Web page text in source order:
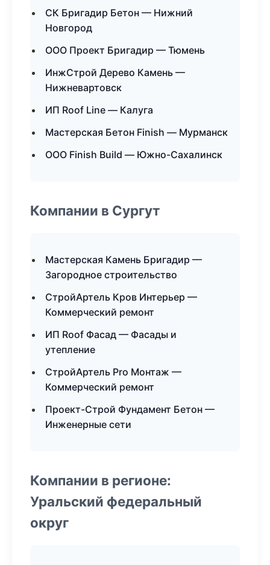
СК Бригадир Бетон — Нижний
Новгород
ООО Проект Бригадир — Тюмень
ИнжСтрой Дерево Камень —
Нижневартовск
ИП Roof Line — Калуга
Мастерская Бетон Finish — Мурманск
ООО Finish Build — Южно-Сахалинск
Компании в Сургут
Мастерская Камень Бригадир —
Загородное строительство
СтройАртель Кров Интерьер —
Коммерческий ремонт
ИП Roof Фасад — Фасады и
утепление
СтройАртель Pro Монтаж —
Коммерческий ремонт
Проект-Строй Фундамент Бетон —
Инженерные сети
Компании в регионе:
Уральский федеральный
округ